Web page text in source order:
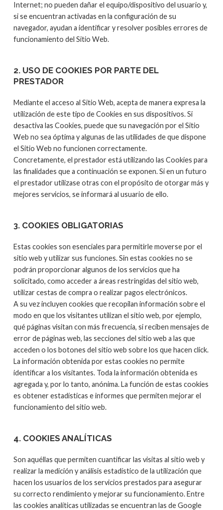
Internet; no pueden dañar el equipo/dispositivo del usuario y,
si se encuentran activadas en la configuración de su
navegador, ayudan a identificar y resolver posibles errores de
funcionamiento del Sitio Web.
2. USO DE COOKIES POR PARTE DEL
PRESTADOR
Mediante el acceso al Sitio Web, acepta de manera expresa la
utilización de este tipo de Cookies en sus dispositivos. Si
desactiva las Cookies, puede que su navegación por el Sitio
Web no sea óptima y algunas de las utilidades de que dispone
el Sitio Web no funcionen correctamente.
Concretamente, el prestador está utilizando las Cookies para
las finalidades que a continuación se exponen. Si en un futuro
el prestador utilizase otras con el propósito de otorgar más y
mejores servicios, se informará al usuario de ello.
3. COOKIES OBLIGATORIAS
Estas cookies son esenciales para permitirle moverse por el
sitio web y utilizar sus funciones. Sin estas cookies no se
podrán proporcionar algunos de los servicios que ha
solicitado, como acceder a áreas restringidas del sitio web,
utilizar cestas de compra o realizar pagos electrónicos.
A su vez incluyen cookies que recopilan información sobre el
modo en que los visitantes utilizan el sitio web, por ejemplo,
qué páginas visitan con más frecuencia, si reciben mensajes de
error de páginas web, las secciones del sitio web a las que
acceden o los botones del sitio web sobre los que hacen click.
La información obtenida por estas cookies no permite
identificar a los visitantes. Toda la información obtenida es
agregada y, por lo tanto, anónima. La función de estas cookies
es obtener estadísticas e informes que permiten mejorar el
funcionamiento del sitio web.
4. COOKIES ANALÍTICAS
Son aquéllas que permiten cuantificar las visitas al sitio web y
realizar la medición y análisis estadístico de la utilización que
hacen los usuarios de los servicios prestados para asegurar
su correcto rendimiento y mejorar su funcionamiento. Entre
las cookies analíticas utilizadas se encuentran las de Google